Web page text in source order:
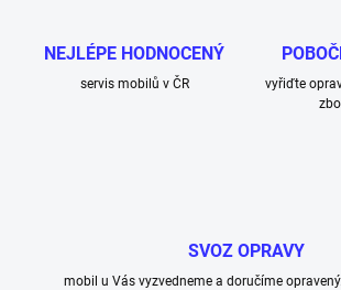
NEJLÉPE HODNOCENÝ
servis mobilů v ČR
vyřiďte
SVOZ OPRAVY
mobil u Vás vyzvedneme a doručíme